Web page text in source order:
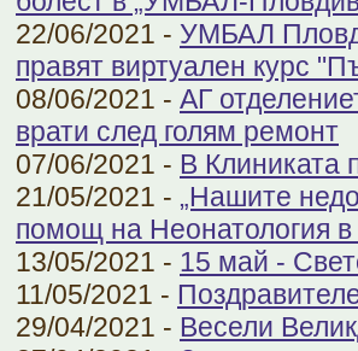
22/06/2021 - УМБАЛ
правят виртуален курс
08/06/2021 - АГ
врати след голям ремонт
07/06/2021 - В Клиниката
21/05/2021 - „Нашите
помощ на Неонатология
13/05/2021 - 15 май -
11/05/2021 -
29/04/2021 - Весели